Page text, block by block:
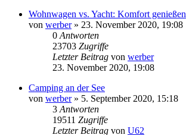
Wohnwagen vs. Yacht: Komfort genießen
von werber» 23. November 2020, 19:08
0 Antworten
23703 Zugriffe
Letzter Beitrag von werber
23. November 2020, 19:08
Camping an der See
von werber» 5. September 2020, 15:18
3 Antworten
19511 Zugriffe
Letzter Beitrag von U62